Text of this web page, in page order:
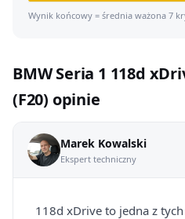
Wynik końcowy = średnia ważona 7
BMW Seria 1 118d
(F20) opinie
Marek Kowalski
Ekspert techniczny
118d xDrive to jedna z